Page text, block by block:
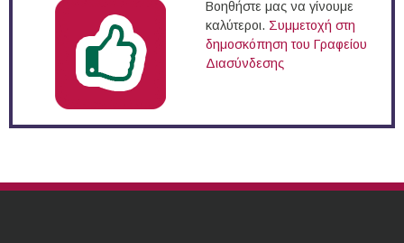
Βοηθήστε μας να γίνουμε
καλύτεροι. Συμμετοχή στη
δημοσκόπηση του Γραφείου
Διασύνδεσης